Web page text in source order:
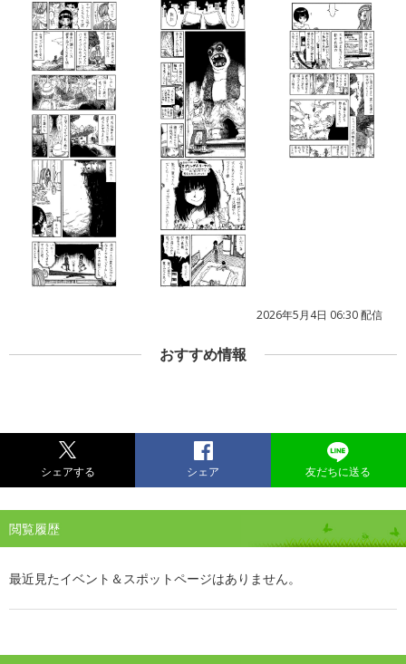
2026年5月4日 06:30 配信
おすすめ情報
シェアする シェア 友だちに送る
閲覧履歴
最近見たイベント＆スポットページはありません。